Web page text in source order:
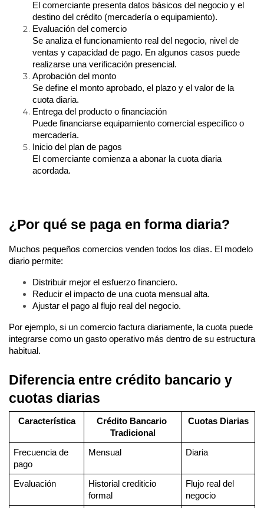
El comerciante presenta datos básicos del negocio y el
destino del crédito (mercadería o equipamiento).
Evaluación del comercio
Se analiza el funcionamiento real del negocio, nivel de
ventas y capacidad de pago. En algunos casos puede
realizarse una verificación presencial.
Aprobación del monto
Se define el monto aprobado, el plazo y el valor de la
cuota diaria.
Entrega del producto o financiación
Puede financiarse equipamiento comercial específico o
mercadería.
Inicio del plan de pagos
El comerciante comienza a abonar la cuota diaria
acordada.
¿Por qué se paga en forma diaria?
Muchos pequeños comercios venden todos los días. El modelo
diario permite:
Distribuir mejor el esfuerzo financiero.
Reducir el impacto de una cuota mensual alta.
Ajustar el pago al flujo real del negocio.
Por ejemplo, si un comercio factura diariamente, la cuota puede
integrarse como un gasto operativo más dentro de su estructura
habitual.
Diferencia entre crédito bancario y
cuotas diarias
Característica
Crédito Bancario
Tradicional
Cuotas Diarias
Frecuencia de
pago
Mensual Diaria
Evaluación
Historial crediticio
formal
Flujo real del
negocio